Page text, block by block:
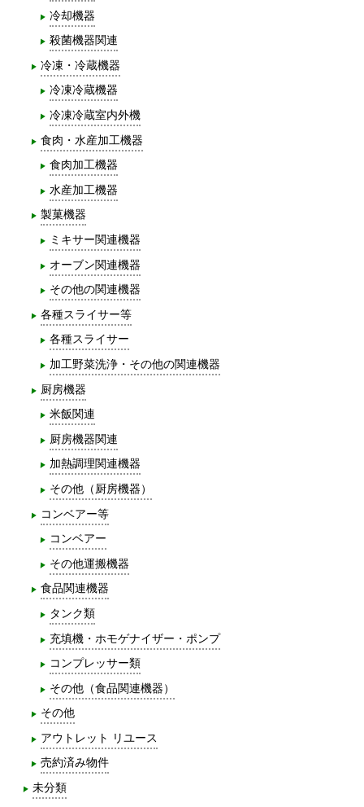
冷却機器
殺菌機器関連
冷凍・冷蔵機器
冷凍冷蔵機器
冷凍冷蔵室内外機
食肉・水産加工機器
食肉加工機器
水産加工機器
製菓機器
ミキサー関連機器
オーブン関連機器
その他の関連機器
各種スライサー等
各種スライサー
加工野菜洗浄・その他の関連機器
厨房機器
米飯関連
厨房機器関連
加熱調理関連機器
その他（厨房機器）
コンベアー等
コンベアー
その他運搬機器
食品関連機器
タンク類
充填機・ホモゲナイザー・ポンプ
コンプレッサー類
その他（食品関連機器）
その他
アウトレット リユース
売約済み物件
未分類